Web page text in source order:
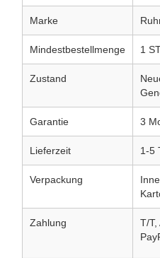
Marke
Mindestbestellmenge 1
Zustand
Garantie 3
Lieferzeit 1-5
Verpackung
Zahlung
T/T,